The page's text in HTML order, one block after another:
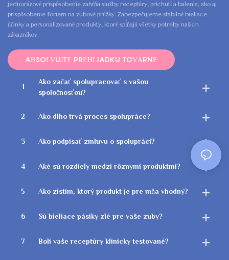
jednorázové prispôsobenie zahŕňa služby receptúry, príchutí a balenia, ako aj
prispôsobenie foriem na zubové prúžky. Zabezpečujeme stabilné bieliace
účinky a personalizované produkty, ktoré spĺňajú všetky potreby našich
zákazníkov.
ABSOLVUJTE PREHLIADKU TOVÁRNE
1
Ako začať spolupracovať s vašou
spoločnosťou?
2 Ako dlho trvá proces spolupráce?
3 Ako podpísať zmluvu o spolupráci?
4 Aké sú rozdiely medzi rôznymi produktmi?
5 Ako zistím, ktorý produkt je pre mňa vhodný?
6 Sú bieliace pásiky zlé pre vaše zuby?
7 Boli vaše receptúry klinicky testované?